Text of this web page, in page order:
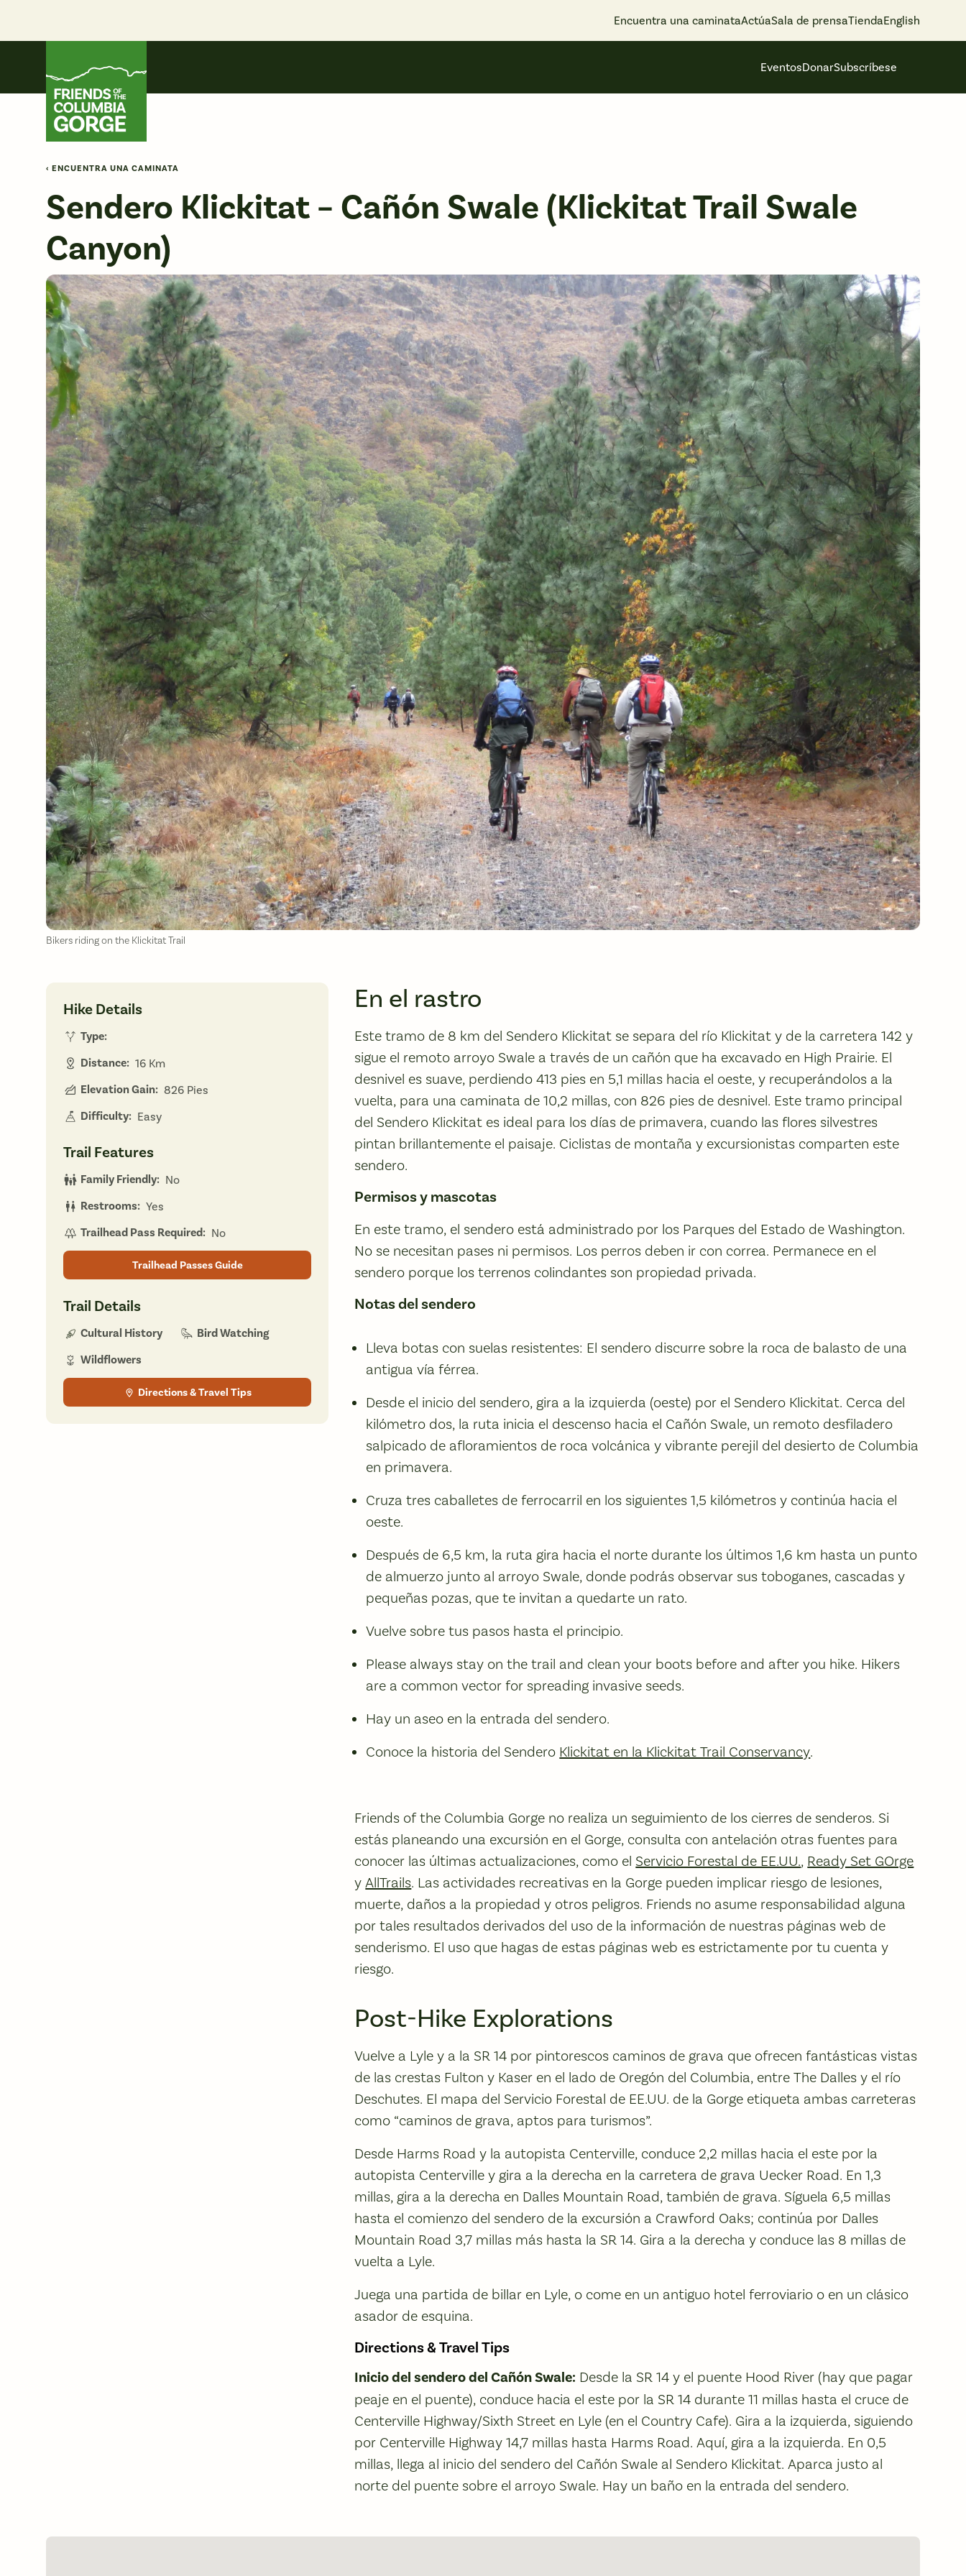
content
Encuentra una caminataActúaSala de prensaTiendaEnglish
EventosDonarSubscríbese
‹ ENCUENTRA UNA CAMINATA
Sendero Klickitat – Cañón Swale (Klickitat Trail Swale
Canyon)
Bikers riding on the Klickitat Trail
Hike Details
Type:
Distance: 16 Km
Elevation Gain: 826 Pies
Difficulty: Easy
Trail Features
Family Friendly: No
Restrooms: Yes
Trailhead Pass Required: No
Trailhead Passes Guide
Trail Details
Cultural History
Bird Watching
Wildflowers
Directions & Travel Tips
En el rastro
Este tramo de 8 km del Sendero Klickitat se separa del río Klickitat y de la carretera 142 y
sigue el remoto arroyo Swale a través de un cañón que ha excavado en High Prairie. El
desnivel es suave, perdiendo 413 pies en 5,1 millas hacia el oeste, y recuperándolos a la
vuelta, para una caminata de 10,2 millas, con 826 pies de desnivel. Este tramo principal
del Sendero Klickitat es ideal para los días de primavera, cuando las flores silvestres
pintan brillantemente el paisaje. Ciclistas de montaña y excursionistas comparten este
sendero.
Permisos y mascotas
En este tramo, el sendero está administrado por los Parques del Estado de Washington.
No se necesitan pases ni permisos. Los perros deben ir con correa. Permanece en el
sendero porque los terrenos colindantes son propiedad privada.
Notas del sendero
Lleva botas con suelas resistentes: El sendero discurre sobre la roca de balasto de una
antigua vía férrea.
Desde el inicio del sendero, gira a la izquierda (oeste) por el Sendero Klickitat. Cerca del
kilómetro dos, la ruta inicia el descenso hacia el Cañón Swale, un remoto desfiladero
salpicado de afloramientos de roca volcánica y vibrante perejil del desierto de Columbia
en primavera.
Cruza tres caballetes de ferrocarril en los siguientes 1,5 kilómetros y continúa hacia el
oeste.
Después de 6,5 km, la ruta gira hacia el norte durante los últimos 1,6 km hasta un punto
de almuerzo junto al arroyo Swale, donde podrás observar sus toboganes, cascadas y
pequeñas pozas, que te invitan a quedarte un rato.
Vuelve sobre tus pasos hasta el principio.
Please always stay on the trail and clean your boots before and after you hike. Hikers
are a common vector for spreading invasive seeds.
Hay un aseo en la entrada del sendero.
Conoce la historia del Sendero Klickitat en la Klickitat Trail Conservancy.
Friends of the Columbia Gorge no realiza un seguimiento de los cierres de senderos. Si
estás planeando una excursión en el Gorge, consulta con antelación otras fuentes para
conocer las últimas actualizaciones, como el Servicio Forestal de EE.UU., Ready Set GOrge
yAllTrails. Las actividades recreativas en la Gorge pueden implicar riesgo de lesiones,
muerte, daños a la propiedad y otros peligros. Friends no asume responsabilidad alguna
por tales resultados derivados del uso de la información de nuestras páginas web de
senderismo. El uso que hagas de estas páginas web es estrictamente por tu cuenta y
riesgo.
Post-Hike Explorations
Vuelve a Lyle y a la SR 14 por pintorescos caminos de grava que ofrecen fantásticas vistas
de las crestas Fulton y Kaser en el lado de Oregón del Columbia, entre The Dalles y el río
Deschutes. El mapa del Servicio Forestal de EE.UU. de la Gorge etiqueta ambas carreteras
como “caminos de grava, aptos para turismos”.
Desde Harms Road y la autopista Centerville, conduce 2,2 millas hacia el este por la
autopista Centerville y gira a la derecha en la carretera de grava Uecker Road. En 1,3
millas, gira a la derecha en Dalles Mountain Road, también de grava. Síguela 6,5 millas
hasta el comienzo del sendero de la excursión a Crawford Oaks; continúa por Dalles
Mountain Road 3,7 millas más hasta la SR 14. Gira a la derecha y conduce las 8 millas de
vuelta a Lyle.
Juega una partida de billar en Lyle, o come en un antiguo hotel ferroviario o en un clásico
asador de esquina.
Directions & Travel Tips
Inicio del sendero del Cañón Swale: Desde la SR 14 y el puente Hood River (hay que pagar
peaje en el puente), conduce hacia el este por la SR 14 durante 11 millas hasta el cruce de
Centerville Highway/Sixth Street en Lyle (en el Country Cafe). Gira a la izquierda, siguiendo
por Centerville Highway 14,7 millas hasta Harms Road. Aquí, gira a la izquierda. En 0,5
millas, llega al inicio del sendero del Cañón Swale al Sendero Klickitat. Aparca justo al
norte del puente sobre el arroyo Swale. Hay un baño en la entrada del sendero.